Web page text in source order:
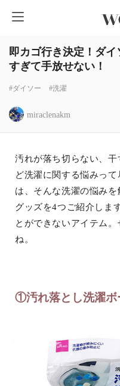
即カゴ行き決定！ダ
すぎて手放せない！
#ダイソー #洗濯
miraclenakm
汚れが落ち切らない、
ど洗濯に関する悩みっ
は、そんな洗濯の悩み
グッズを4つご紹介しま
とができないアイテム
ね。
①汚れ落とし洗濯ボ